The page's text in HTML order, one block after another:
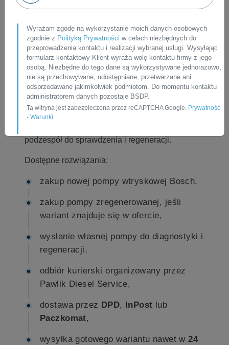
Obsługa wysyłkowa na
terenie całej Polski
Pawlik Diesel Service obsługuje zakup i
regenerację pomp wtryskowych wysyłkowo,
0445010869
dostawą do warsztatu albo pod adres klienta.
podzespół do sprawdzenia i regeneracji.
Dostępne rozwiązania:
zakup nowej pompy wtryskowej Bosch,
zakup pompy zregenerowanej, jeśli
wariant znajduje się w ofercie,
wysłanie własnej pompy do diagnostyki i
regeneracji,
odbiór kurierski organizowany przez
Pawlik Diesel Service,
dostawa przez DPD, InPost lub
Paczkomat,
wysyłka gotowego wariantu nawet w24
Wyrażam zgodę na wykorzystanie moich danych osobowych
zgodnie z Polityką Prywatności w celach niezbędnych do
przeprowadzenia kontaktu i realizacji wybranej usługi. Wysyłając
formularz kontaktowy Klient wyraża wolę kontaktu firmy z jego
osobą. Niezbędne do tego dane są wykorzystywane jednorazowo,
nie są przechowywane, udostępniane, przetwarzane ani
odsprzedawane jakimkolwiek podmiotom. Do momentu kontaktu
administratorem danych pozostaje BSDP.
Ta witryna jest zabezpieczona przez reCAPTCHA Google. Prywatność
- Warunki